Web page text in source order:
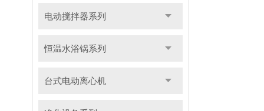
电动搅拌器系列
恒温水浴锅系列
台式电动离心机